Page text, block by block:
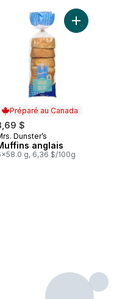
anglais au fromage au
Préparé au Canada
$
au Canada
Dunster’s
anglais
g, 6,36 $/100g
Ajouter